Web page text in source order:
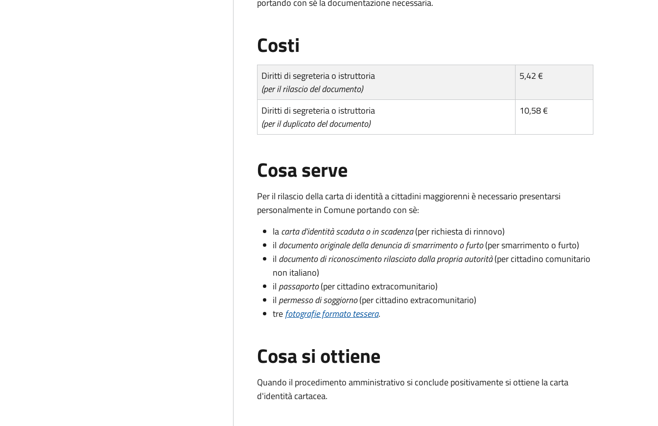
portando con sé la documentazione necessaria.
Costi
Diritti di segreteria o istruttoria
(per il rilascio del documento)
5,42 €
Diritti di segreteria o istruttoria
(per il duplicato del documento)
10,58 €
Cosa serve
Per il rilascio della carta di identità a cittadini maggiorenni è necessario presentarsi
personalmente in Comune portando con sè:
lacarta d'identità scaduta o in scadenza(per richiesta di rinnovo)
il documento originale della denuncia di smarrimento o furto(per smarrimento o furto)
il documento di riconoscimento rilasciato dalla propria autorità(per cittadino comunitario
non italiano)
il passaporto(per cittadino extracomunitario)
il permesso di soggiorno(per cittadino extracomunitario)
trefotografie formato tessera.
Cosa si ottiene
Quando il procedimento amministrativo si conclude positivamente si ottiene la carta
d'identità cartacea.